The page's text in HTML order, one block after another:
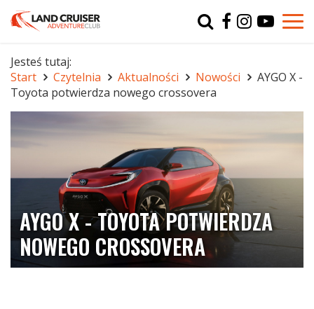
Jesteś tutaj:
Start
Czytelnia Aktualności Nowości
AYGO X -
Toyota potwierdza nowego crossovera
AYGO X - TOYOTA POTWIERDZA
NOWEGO CROSSOVERA